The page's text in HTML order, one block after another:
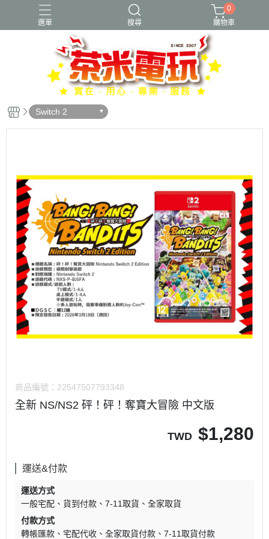
選單 搜尋
0
購物車
Switch 2
商品編號： 22547507793348
全新 NS/NS2 砰！砰！奪寶大冒險 中文版
TWD $1,280
運送&付款
運送方式
一般宅配
貨到付款 7-11取貨
全家取貨
付款方式
轉帳匯款
宅配代收 全家取貨付款 7-11取貨付款